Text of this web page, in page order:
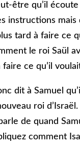
être qu’il
instructions mais
tard à faire ce
le roi Saül
ce qu’il
dit à Samuel
roi d’Israël.
de quand
comment